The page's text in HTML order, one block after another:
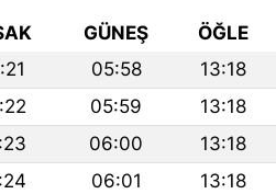
GÜNEŞ ÖĞLE
05:58 13:18
05:59 13:18
06:00 13:18
06:01 13:18